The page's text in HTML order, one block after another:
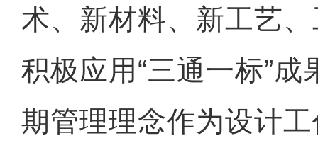
术、新材料、新工艺
积极应用“三通一标”
期管理理念作为设计